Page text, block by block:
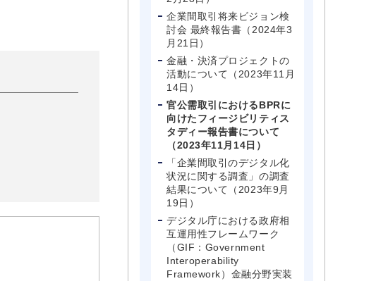
企業間取引将来ビジョン検
討会 最終報告書（2024年3
月21日）
金融・決済プロジェクトの
活動について（2023年11月
14日）
官公需取引におけるBPRに
向けたフィージビリティス
タディー報告書について
（2023年11月14日）
「企業間取引のデジタル化
状況に関する調査」の調査
結果について（2023年9月
19日）
デジタル庁における政府相
互運用性フレームワーク
（GIF：Government
Interoperability
Framework）金融分野実装